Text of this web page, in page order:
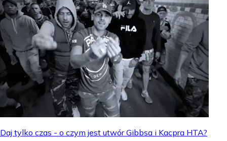
Daj tylko czas - o czym jest utwór Gibbsa i Kacpra HTA?